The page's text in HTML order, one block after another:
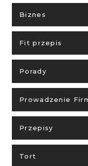
Biznes
Fit przepis
Porady
Prowadzenie
Przepisy
Tort